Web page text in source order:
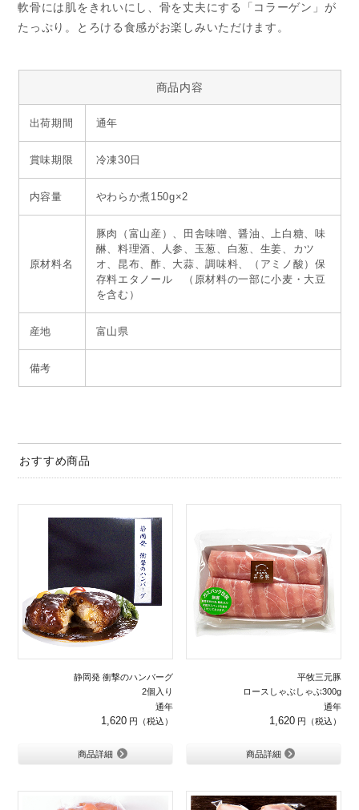
軟骨には肌をきれいにし、骨を丈夫にする「コラーゲン」が
たっぷり。とろける食感がお楽しみいただけます。
商品内容
出荷期間 通年
賞味期限 冷凍30日
内容量 やわらか煮150g×2
原材料名
豚肉（富山産）、田舎味噌、醤油、上白糖、味
醂、料理酒、人参、玉葱、白葱、生姜、カツ
オ、昆布、酢、大蒜、調味料、（アミノ酸）保
存料エタノール （原材料の一部に小麦・大豆
を含む）
産地 富山県
備考
おすすめ商品
静岡発 衝撃のハンバーグ
2個入り
通年
1,620
商品詳細
平牧三元豚
ロースしゃぶしゃぶ300g
通年
1,620
商品詳細